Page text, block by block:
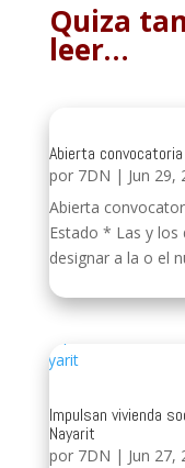
Quiza
leer…
Abierta
por 7DN | Jun 29,
Abierta
Estado * Las y los
designar a la o el
Impulsan vivienda
Nayarit
por 7DN | Jun 27,